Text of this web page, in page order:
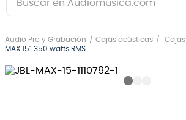
Audio Pro y Grabación Cajas acústicas Cajas
MAX 15" 350 watts RMS
1.
guitarra electrica
2.
bajo